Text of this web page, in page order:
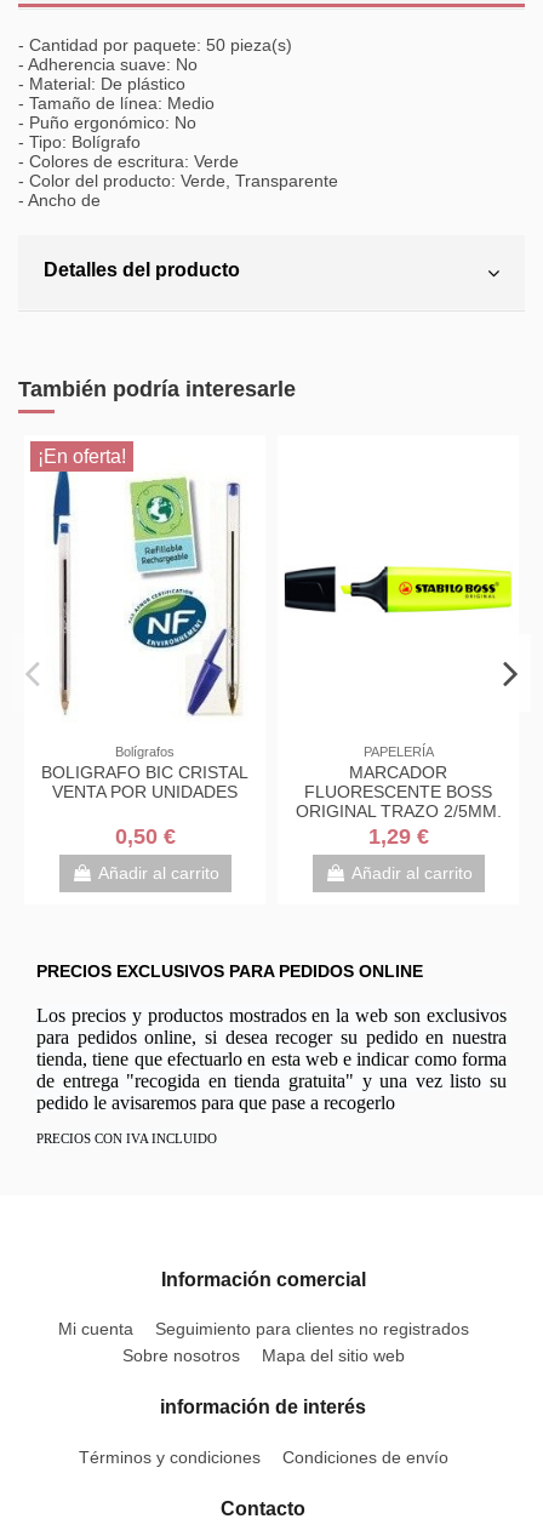
- Cantidad por paquete: 50 pieza(s)
- Adherencia suave: No
- Material: De plástico
- Tamaño de línea: Medio
- Puño ergonómico: No
- Tipo: Bolígrafo
- Colores de escritura: Verde
- Color del producto: Verde, Transparente
- Ancho de
Detalles del producto
También podría interesarle
¡En oferta!
Bolígrafos
BOLIGRAFO BIC CRISTAL
VENTA POR UNIDADES
0,50 €
Añadir al carrito
PAPELERÍA
MARCADOR
FLUORESCENTE BOSS
ORIGINAL TRAZO 2/5MM.
AMARILLO STABILO 70/24
1,29 €
Añadir al carrito
PRECIOS EXCLUSIVOS PARA PEDIDOS ONLINE
Los precios y productos mostrados en la web son exclusivos
para pedidos online, si desea recoger su pedido en nuestra
tienda, tiene que efectuarlo en esta web e indicar como forma
de entrega "recogida en tienda gratuita" y una vez listo su
pedido le avisaremos para que pase a recogerlo
PRECIOS CON IVA INCLUIDO
Información comercial
Mi cuenta
Seguimiento para clientes no registrados
Sobre nosotros
Mapa del sitio web
información de interés
Términos y condiciones Condiciones de envío
Contacto